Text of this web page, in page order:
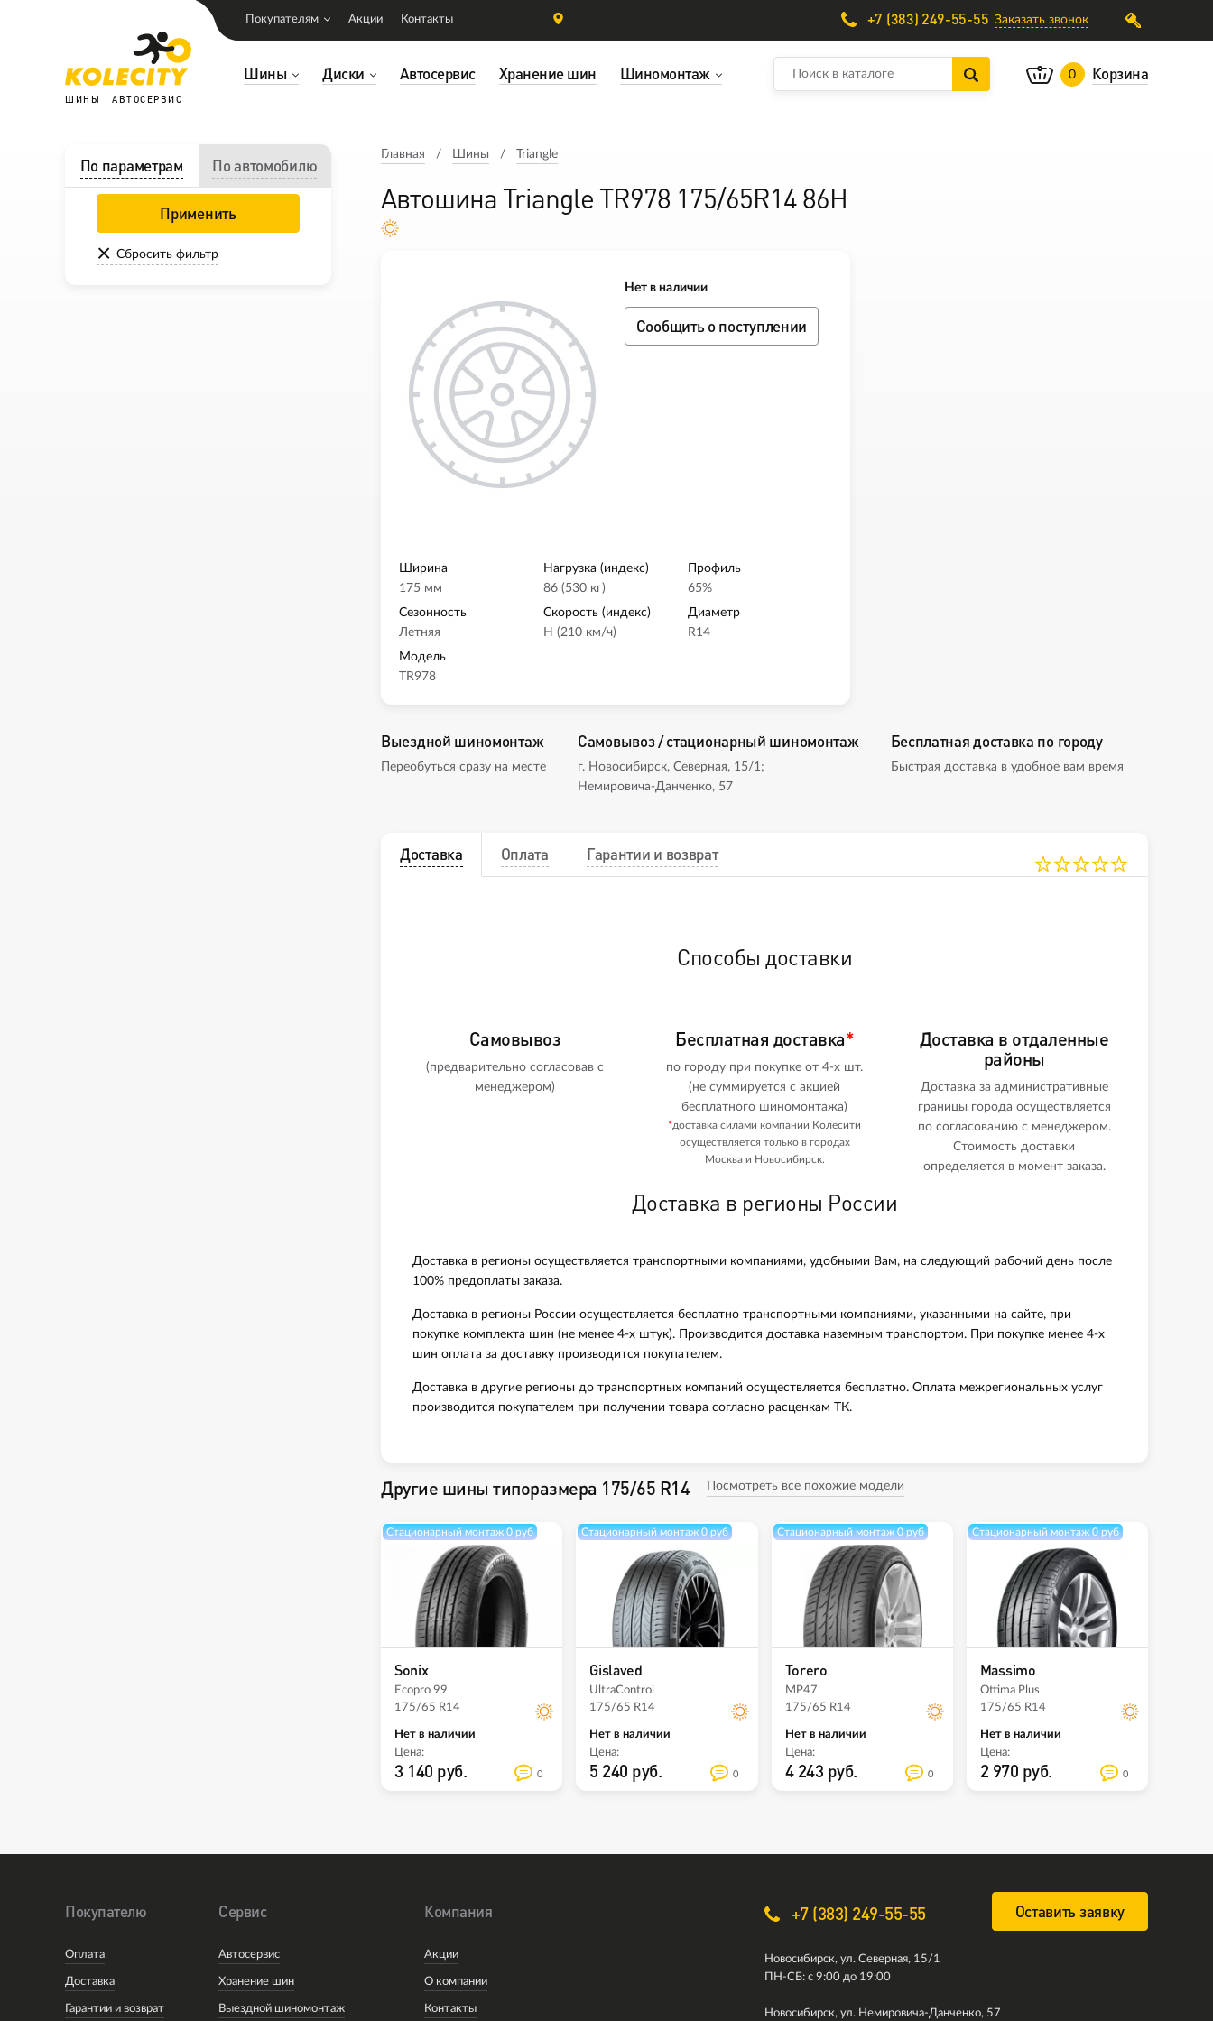
ШИНЫ АВТОСЕРВИС
Шины Диски Автосервис Хранение шин Шиномонтаж 0 Корзина
+7 (383) 249-55-55 Заказать звонок
Покупателям Акции Контакты
Главная Шины Triangle
Автошина Triangle TR978 175/65R14 86H
По параметрам По автомобилю
Применить
Сбросить фильтр
Нет в наличии
Сообщить о поступлении
Ширина
175 мм
Нагрузка (индекс)
86 (530 кг)
Профиль
65%
Сезонность
Летняя
Скорость (индекс)
H (210 км/ч)
Диаметр
R14
Модель
TR978
Выездной шиномонтаж
Переобуться сразу на месте
Самовывоз / стационарный шиномонтаж
г. Новосибирск, Северная, 15/1;
Немировича-Данченко, 57
Бесплатная доставка по городу
Быстрая доставка в удобное вам время
Доставка Оплата Гарантии и возврат
Способы доставки
Самовывоз
(предварительно согласовав с
менеджером)
Бесплатная доставка*
по городу при покупке от 4-х шт.
(не суммируется с акцией
бесплатного шиномонтажа)
*доставка силами компании Колесити
осуществляется только в городах
Москва и Новосибирск.
Доставка в отдаленные
районы
Доставка за административные
границы города осуществляется
по согласованию с менеджером.
Стоимость доставки
определяется в момент заказа.
Доставка в регионы России
Доставка в регионы осуществляется транспортными компаниями, удобными Вам, на следующий рабочий день после
100% предоплаты заказа.
Доставка в регионы России осуществляется бесплатно транспортными компаниями, указанными на сайте, при
покупке комплекта шин (не менее 4-х штук). Производится доставка наземным транспортом. При покупке менее 4-х
шин оплата за доставку производится покупателем.
Доставка в другие регионы до транспортных компаний осуществляется бесплатно. Оплата межрегиональных услуг
производится покупателем при получении товара согласно расценкам ТК.
Другие шины типоразмера 175/65 R14 Посмотреть все похожие модели
Стационарный монтаж 0 руб
Sonix
Ecopro 99
175/65 R14
Нет в наличии
Цена:
3 140 руб. 0
Стационарный монтаж 0 руб
Gislaved
UltraControl
175/65 R14
Нет в наличии
Цена:
5 240 руб. 0
Стационарный монтаж 0 руб
Torero
MP47
175/65 R14
Нет в наличии
Цена:
4 243 руб. 0
Стационарный монтаж 0 руб
Massimo
Ottima Plus
175/65 R14
Нет в наличии
Цена:
2 970 руб. 0
Покупателю
Оплата
Доставка
Гарантии и возврат
Сервис
Автосервис
Хранение шин
Выездной шиномонтаж
Компания
Акции
О компании
Контакты
+7 (383) 249-55-55 Оставить заявку
Новосибирск, ул. Северная, 15/1
ПН-СБ: с 9:00 до 19:00
Новосибирск, ул. Немировича-Данченко, 57